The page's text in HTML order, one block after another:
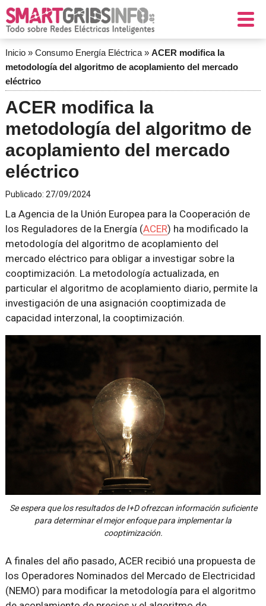
Inicio» Consumo Energía Eléctrica» ACER modifica la
metodología del algoritmo de acoplamiento del mercado
eléctrico
ACER modifica la
metodología del algoritmo de
acoplamiento del mercado
eléctrico
Publicado: 27/09/2024
La Agencia de la Unión Europea para la Cooperación de
los Reguladores de la Energía (ACER) ha modificado la
metodología del algoritmo de acoplamiento del
mercado eléctrico para obligar a investigar sobre la
cooptimización. La metodología actualizada, en
particular el algoritmo de acoplamiento diario, permite la
investigación de una asignación cooptimizada de
capacidad interzonal, la cooptimización.
Se espera que los resultados de I+D ofrezcan información suficiente
para determinar el mejor enfoque para implementar la
cooptimización.
A finales del año pasado, ACER recibió una propuesta de
los Operadores Nominados del Mercado de Electricidad
(NEMO) para modificar la metodología para el algoritmo